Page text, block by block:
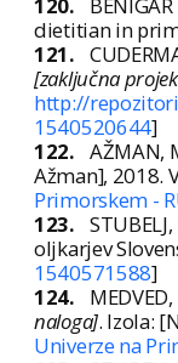
dietitian in
121.
[zaključna
http://
1540520644]
122. AŽMAN,
Ažman], 2018.
Primorskem -
123.
oljkarjev
1540571588]
124.
naloga]. Izola:
Univerze na